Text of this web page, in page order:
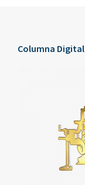
Columna Digital